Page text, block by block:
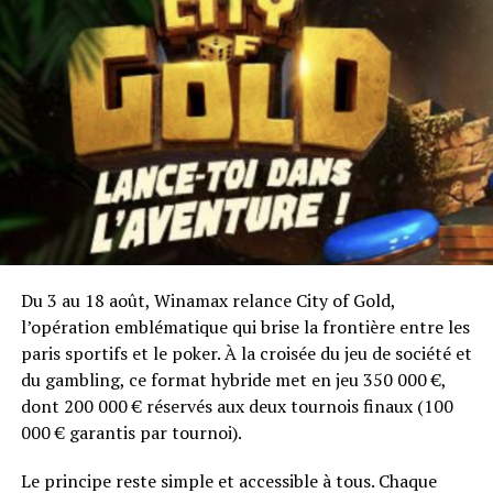
pour un tournoi
Shorthanded à 5€ !
En plus du
prizepool, les 6 premiers remporteront de quoi bien
célébrer la fête de la musique. Ils auront au choix, un
casque Sennheiser HD 238, une station d’accueil
IHOME IH15 ou encore un Apple Shuffle 2 GO !
Tous les détails ici
RELATED TOPICS:
Gagnez 5% des gains d'ElkY lors du Main Event des
WSOP !
Prenez des badbeats et recevez de l’argent sur
Du 3 au 18 août, Winamax relance City of Gold,
l’opération emblématique qui brise la frontière entre les
paris sportifs et le poker. À la croisée du jeu de société et
du gambling, ce format hybride met en jeu 350 000 €,
dont 200 000 € réservés aux deux tournois finaux (100
000 € garantis par tournoi).
Le principe reste simple et accessible à tous. Chaque